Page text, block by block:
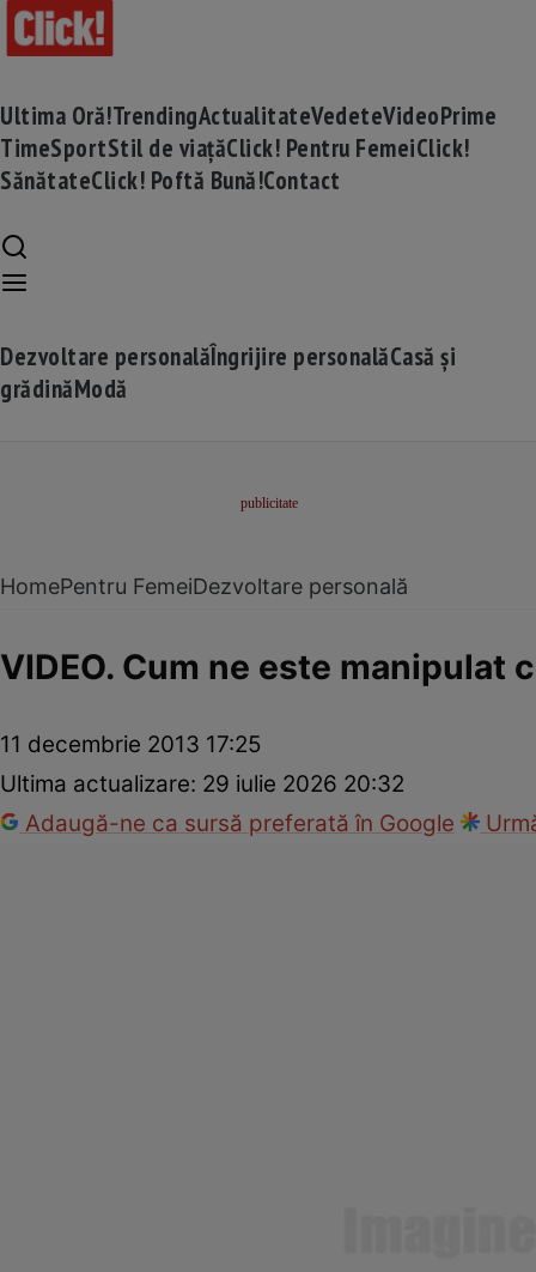
Ultima Oră!TrendingActualitateVedeteVideoPrime
TimeSportStil de viațăClick! Pentru FemeiClick!
SănătateClick! Poftă Bună!Contact
Dezvoltare personalăÎngrijire personalăCasă și
grădinăModă
HomePentru FemeiDezvoltare personală
VIDEO. Cum ne este manipulat
11 decembrie 2013 17:25
Ultima actualizare: 29 iulie 2026 20:32
Adaugă-ne ca sursă preferată în Google